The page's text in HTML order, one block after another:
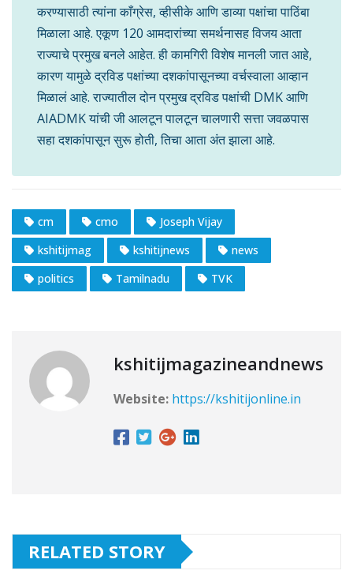
करण्यासाठी त्यांना काँग्रेस, व्हीसीके आणि डाव्या पक्षांचा पाठिंबा
मिळाला आहे. एकूण 120 आमदारांच्या समर्थनासह विजय आता
राज्याचे प्रमुख बनले आहेत. ही कामगिरी विशेष मानली जात आहे,
कारण यामुळे द्रविड पक्षांच्या दशकांपासूनच्या वर्चस्वाला आव्हान
मिळालं आहे. राज्यातील दोन प्रमुख द्रविड पक्षांची DMK आणि
AIADMK यांची जी आलटून पालटून चालणारी सत्ता जवळपास
सहा दशकांपासून सुरू होती, तिचा आता अंत झाला आहे.
cm cmo
Joseph Vijay
kshitijmag
kshitijnews
news
politics
Tamilnadu TVK
kshitijmagazineandnews
Website: https://kshitijonline.in
RELATED STORY